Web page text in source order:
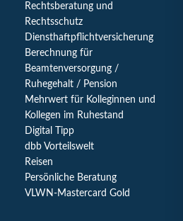
Rechtsberatung und
Rechtsschutz
Diensthaftpflichtversicherung
Berechnung für
Beamtenversorgung /
Ruhegehalt / Pension
Mehrwert für Kolleginnen und
Kollegen im Ruhestand
Digital Tipp
dbb Vorteilswelt
Reisen
Persönliche Beratung
VLWN-Mastercard Gold